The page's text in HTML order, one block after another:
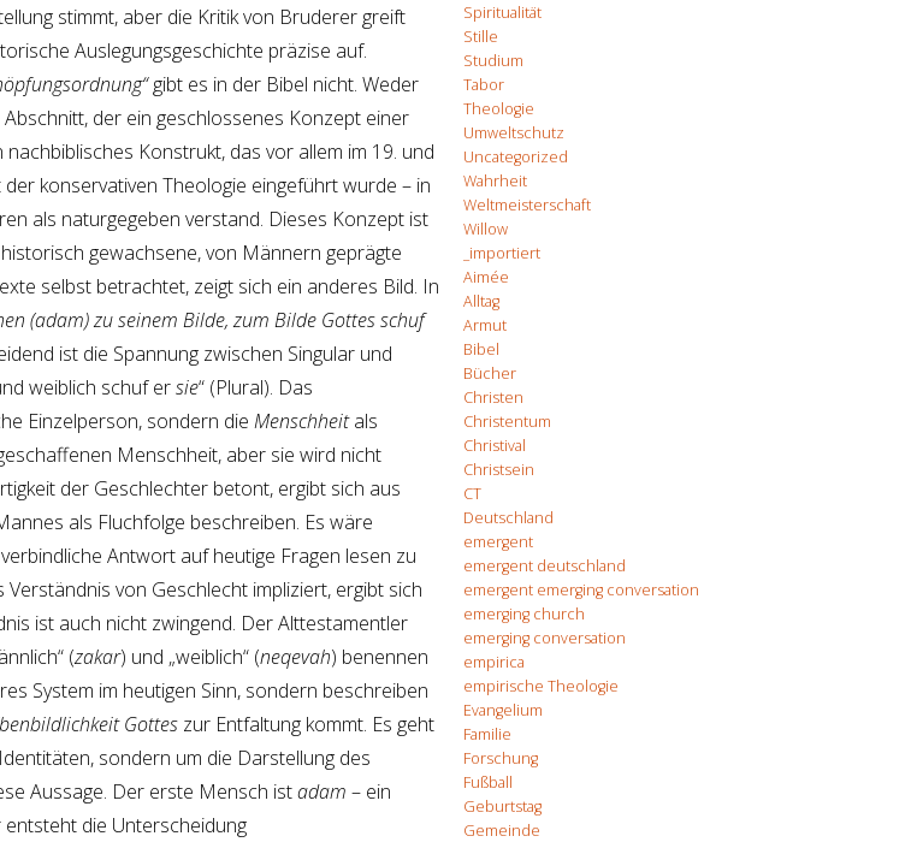
stimmt, aber die Kritik von Bruderer greift
Auslegungsgeschichte präzise auf.
gibt es in der Bibel nicht. Weder
der ein geschlossenes Konzept einer
Konstrukt, das vor allem im 19. und
konservativen Theologie eingeführt wurde – in
als naturgegeben verstand. Dieses Konzept ist
gewachsene, von Männern geprägte
selbst betrachtet, zeigt sich ein anderes Bild. In
(adam) zu seinem Bilde, zum Bilde Gottes schuf
ist die Spannung zwischen Singular und
weiblich schuf ersie“ (Plural). Das
Einzelperson, sondern die Menschheitals
Menschheit, aber sie wird nicht
der Geschlechter betont, ergibt sich aus
als Fluchfolge beschreiben. Es wäre
Antwort auf heutige Fragen lesen zu
von Geschlecht impliziert, ergibt sich
ist auch nicht zwingend. Der Alttestamentler
(zakar) und „weiblich“ (neqevah) benennen
System im heutigen Sinn, sondern beschreiben
Gottes zur Entfaltung kommt. Es geht
sondern um die Darstellung des
Aussage. Der erste Mensch istadam – ein
entsteht die Unterscheidung
Spiritualität
Stille
Studium
Tabor
Theologie
Umweltschutz
Uncategorized
Wahrheit
Weltmeisterschaft
Willow
_importiert
Aimée
Alltag
Armut
Bibel
Bücher
Christen
Christentum
Christival
Christsein
CT
Deutschland
emergent
emergent deutschland
emergent emerging conversation
emerging church
emerging conversation
empirica
empirische Theologie
Evangelium
Familie
Forschung
Fußball
Geburtstag
Gemeinde